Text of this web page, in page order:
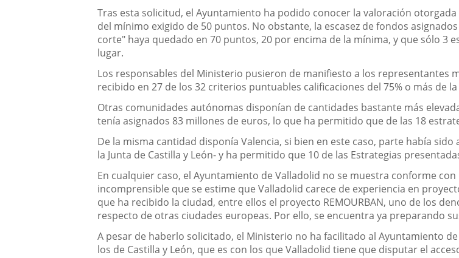
Tras esta solicitud, el Ayuntamiento ha podido conocer la valoración
del mínimo exigido de 50 puntos. No obstante, la escasez de fondos
corte" haya quedado en 70 puntos, 20 por encima de la mínima, y que sólo 3
lugar.
Los responsables del Ministerio pusieron de manifiesto a los representantes
recibido en 27 de los 32 criterios puntuables calificaciones del 75% o más
Otras comunidades autónomas disponían de cantidades bastante más
tenía asignados 83 millones de euros, lo que ha permitido que de las 18
De la misma cantidad disponía Valencia, si bien en este caso, parte había
la Junta de Castilla y León- y ha permitido que 10 de las Estrategias
En cualquier caso, el Ayuntamiento de Valladolid no se muestra conforme
incomprensible que se estime que Valladolid carece de experiencia en
que ha recibido la ciudad, entre ellos el proyecto REMOURBAN, uno de los
respecto de otras ciudades europeas. Por ello, se encuentra ya preparando
A pesar de haberlo solicitado, el Ministerio no ha facilitado al Ayuntamiento
los de Castilla y León, que es con los que Valladolid tiene que disputar el